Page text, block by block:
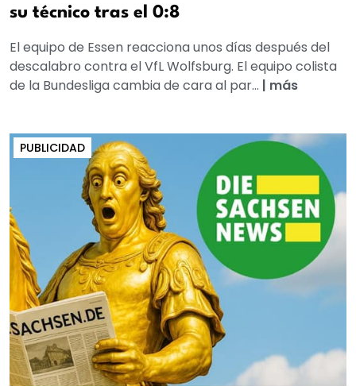
su técnico tras el 0:8
El equipo de Essen reacciona unos días después del
descalabro contra el VfL Wolfsburg. El equipo colista
de la Bundesliga cambia de cara al par... | más
PUBLICIDAD